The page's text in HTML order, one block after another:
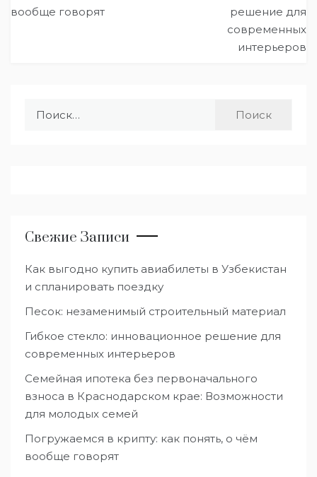
записям
вообще говорят
решение для
современных
интерьеров
Свежие Записи
Как выгодно купить авиабилеты в Узбекистан
и спланировать поездку
Песок: незаменимый строительный материал
Гибкое стекло: инновационное решение для
современных интерьеров
Семейная ипотека без первоначального
взноса в Краснодарском крае: Возможности
для молодых семей
Погружаемся в крипту: как понять, о чём
вообще говорят